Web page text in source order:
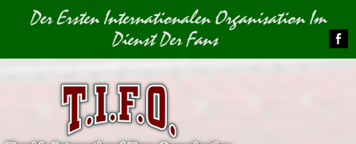
Image 01Der Ersten Internationalen Organisation Im
Dienst Der Fans